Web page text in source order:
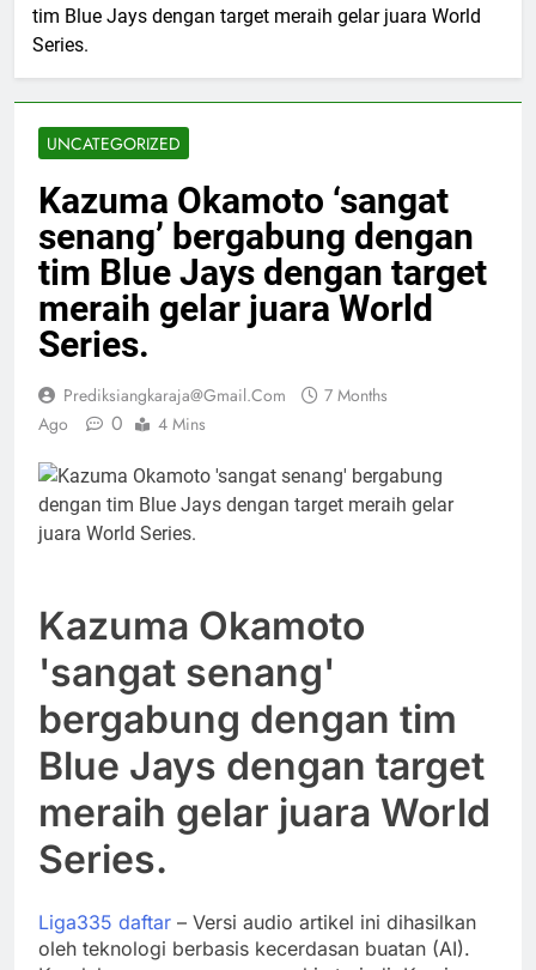
tim Blue Jays dengan target meraih gelar juara World
Series.
UNCATEGORIZED
Kazuma Okamoto ‘sangat
senang’ bergabung dengan
tim Blue Jays dengan target
meraih gelar juara World
Series.
Prediksiangkaraja@gmail.com
7 Months
Ago
0 4 Mins
Kazuma Okamoto
'sangat senang'
bergabung dengan tim
Blue Jays dengan target
meraih gelar juara World
Series.
Liga335 daftar – Versi audio artikel ini dihasilkan
oleh teknologi berbasis kecerdasan buatan (AI).